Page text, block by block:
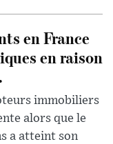
en France
en raison
immobiliers
alors que le
a atteint son